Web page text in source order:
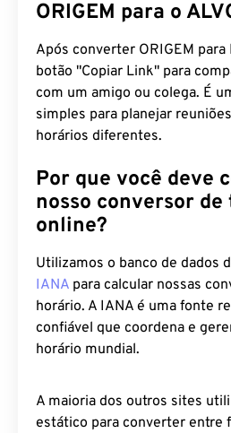
ORIGEM para o
Após converter ORIGEM para
botão "Copiar Link" para
com um amigo ou colega. É
simples para planejar
horários diferentes.
Por que você deve
nosso conversor de
online?
Utilizamos o banco de dados
IANA para calcular nossas
horário. A IANA é uma fonte
confiável que coordena e
horário mundial.
A maioria dos outros sites
estático para converter entre